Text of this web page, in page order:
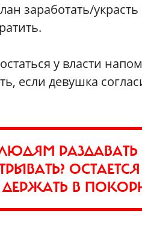
заработать/
у власти
если девушка
РАЗДАВАТЬ
В